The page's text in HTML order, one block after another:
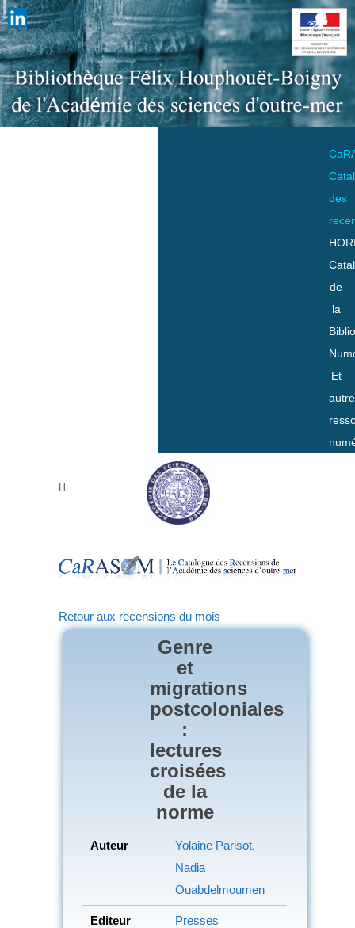
des
de
la
Et
Retour aux recensions du mois
Genre
et
migrations
postcoloniales
:
lectures
croisées
de la
norme
Auteur
Yolaine Parisot,
Nadia
Ouabdelmoumen
Editeur
Presses